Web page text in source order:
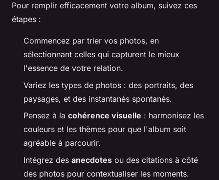
Pour remplir efficacement votre album, suivez ces
étapes :
Commencez par trier vos photos, en
sélectionnant celles qui capturent le mieux
l'essence de votre relation.
Variez les types de photos : des portraits, des
paysages, et des instantanés spontanés.
Pensez à la cohérence visuelle : harmonisez les
couleurs et les thèmes pour que l'album soit
agréable à parcourir.
Intégrez des anecdotes ou des citations à côté
des photos pour contextualiser les moments.